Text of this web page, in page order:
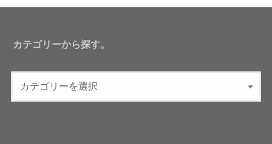
カテゴリーから探す。